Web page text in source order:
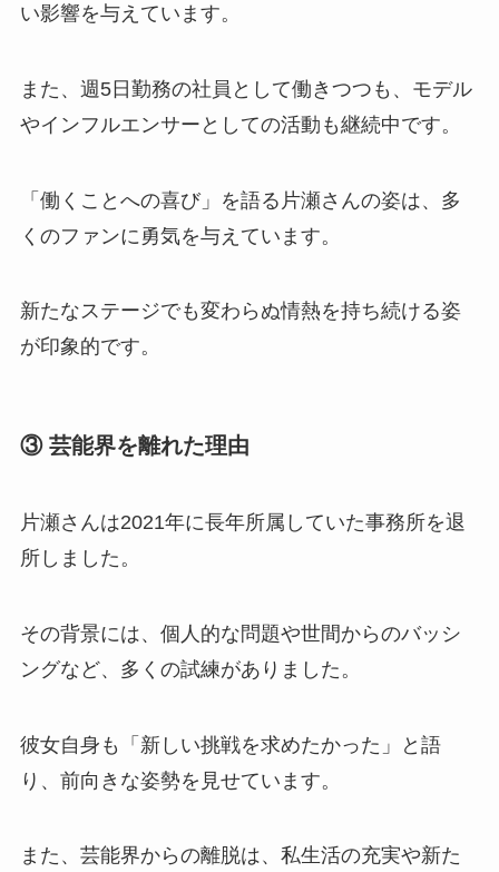
い影響を与えています。
また、週5日勤務の社員として働きつつも、モデル
やインフルエンサーとしての活動も継続中です。
「働くことへの喜び」を語る片瀬さんの姿は、多
くのファンに勇気を与えています。
新たなステージでも変わらぬ情熱を持ち続ける姿
が印象的です。
③ 芸能界を離れた理由
片瀬さんは2021年に長年所属していた事務所を退
所しました。
その背景には、個人的な問題や世間からのバッシ
ングなど、多くの試練がありました。
彼女自身も「新しい挑戦を求めたかった」と語
り、前向きな姿勢を見せています。
また、芸能界からの離脱は、私生活の充実や新た